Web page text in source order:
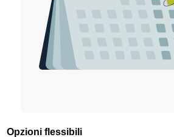
Opzioni flessibili